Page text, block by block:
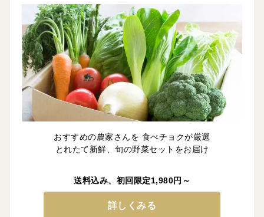
おすすめの農家さんを 食べチョクが厳選
とれたて新鮮、旬の野菜セットをお届け
送料込み、初回限定1,980円～
詳しくみる